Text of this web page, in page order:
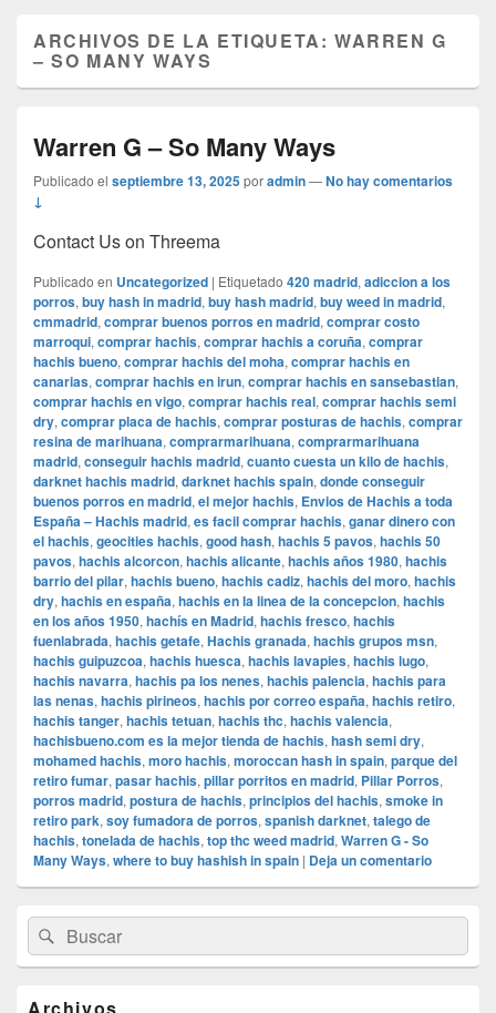
ARCHIVOS DE LA ETIQUETA:WARREN G
– SO MANY WAYS
Warren G – So Many Ways
Publicado el septiembre 13, 2025poradmin—No hay comentarios
↓
Contact Us on Threema
Publicado en Uncategorized | Etiquetado 420 madrid, adiccion a los
porros, buy hash in madrid, buy hash madrid, buy weed in madrid,
cmmadrid, comprar buenos porros en madrid, comprar costo
marroqui, comprar hachis, comprar hachis a coruña, comprar
hachis bueno, comprar hachis del moha, comprar hachis en
canarias, comprar hachis en irun, comprar hachis en sansebastian,
comprar hachis en vigo, comprar hachis real, comprar hachis semi
dry, comprar placa de hachis, comprar posturas de hachis, comprar
resina de marihuana, comprarmarihuana, comprarmarihuana
madrid, conseguir hachis madrid, cuanto cuesta un kilo de hachis,
darknet hachis madrid, darknet hachis spain, donde conseguir
buenos porros en madrid, el mejor hachis, Envios de Hachis a toda
España – Hachis madrid, es facil comprar hachis, ganar dinero con
el hachis, geocities hachis, good hash, hachis 5 pavos, hachis 50
pavos, hachis alcorcon, hachis alicante, hachis años 1980, hachis
barrio del pilar, hachis bueno, hachis cadiz, hachis del moro, hachis
dry, hachis en españa, hachis en la linea de la concepcion, hachis
en los años 1950, hachís en Madrid, hachis fresco, hachis
fuenlabrada, hachis getafe, Hachis granada, hachis grupos msn,
hachis guipuzcoa, hachis huesca, hachis lavapies, hachis lugo,
hachis navarra, hachis pa los nenes, hachis palencia, hachis para
las nenas, hachis pirineos, hachis por correo españa, hachis retiro,
hachis tanger, hachis tetuan, hachis thc, hachis valencia,
hachisbueno.com es la mejor tienda de hachis, hash semi dry,
mohamed hachis, moro hachis, moroccan hash in spain, parque del
retiro fumar, pasar hachis, pillar porritos en madrid, Pillar Porros,
porros madrid, postura de hachis, principios del hachis, smoke in
retiro park, soy fumadora de porros, spanish darknet, talego de
hachis, tonelada de hachis, top thc weed madrid, Warren G - So
Many Ways, where to buy hashish in spain | Deja un comentario
área
de
widget
Buscar
por:
Buscar